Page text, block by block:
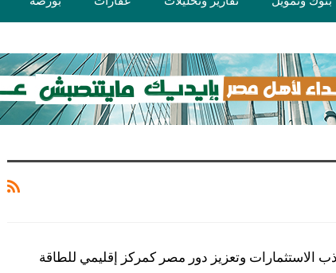
الاستثمارات وتعزيز دور مصر كمركز إقليمي للطاقة